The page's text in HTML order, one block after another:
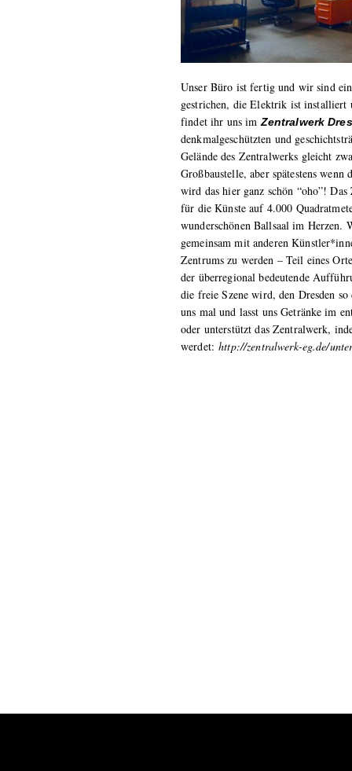
Unser Büro ist fertig und wir sind
gestrichen, die Elektrik ist installiert
findet ihr uns imZentralwerk
denkmalgeschützten und
Gelände des Zentralwerks gleicht
Großbaustelle, aber spätestens wenn
wird das hier ganz schön “oho”!
für die Künste auf 4.000
wunderschönen Ballsaal im Herzen.
gemeinsam mit anderen
Zentrums zu werden – Teil eines
der überregional bedeutende
die freie Szene wird, den Dresden
uns mal und lasst uns Getränke im
oder unterstützt das Zentralwerk,
werdet:http://zentralwerk-eg.de/